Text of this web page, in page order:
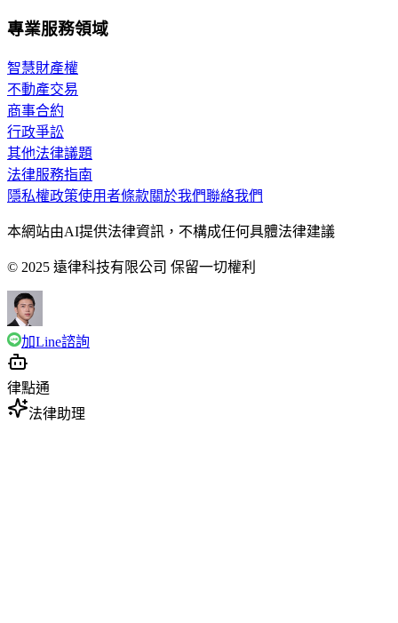
專業服務領域
智慧財產權
不動產交易
商事合約
行政爭訟
其他法律議題
法律服務指南
隱私權政策使用者條款關於我們聯絡我們
本網站由AI提供法律資訊，不構成任何具體法律建議
© 2025 遠律科技有限公司 保留一切權利
加Line諮詢
律點通
法律助理